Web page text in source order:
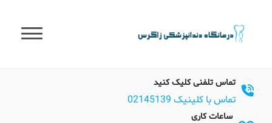
content
تماس تلفنی کلیک کنید
تماس با کلینیک 02145139
ساعات کاری